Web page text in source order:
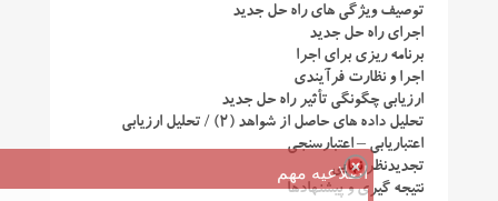
توصیف ویژگی های راه حل جدید
اجرای راه حل جدید
برنامه ریزی برای اجرا
اجرا و نظارت فرآیندی
ارزیابی چگونگی تأثیر راه حل جدید
تحلیل داده های حاصل از شواهد (۲) / تحلیل ارزیابی
اعتباریابی – اعتبارسنجی
تجدیدنظر نهایی
نتیجه گیری و پیشنهادها
اطلاعیه مهم